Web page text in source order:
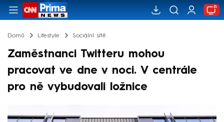
Domů Lifestyle Sociální sítě
Zaměstnanci Twitteru mohou
pracovat ve dne v noci. V centrále
pro ně vybudovali ložnice